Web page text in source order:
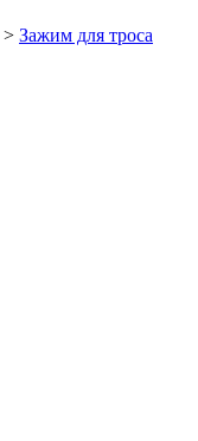
> Зажим для троса